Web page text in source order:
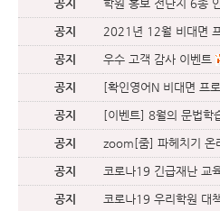
공지 학원 홍보 전단지 6종
공지 2021년 12월 비대면
공지 우수 고객 감사 이벤트
공지 [확인영어N 비대면 프
공지 [이벤트] 8월의 문법학
공지 zoom[줌] 파헤치기 온
공지 코로나19 긴급재난 교
공지 코로나19 우리학원 대